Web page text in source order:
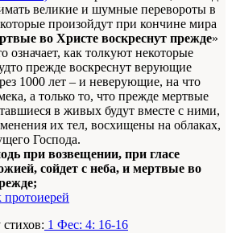
великие и шумные перевороты в
произойдут при кончине мира
во Христе воскреснут прежде»
означает, как толкуют некоторые
прежде воскреснут верующие
1000 лет – и неверующие, на что
а только то, что прежде мертвые
в живых будут вместе с ними,
их тел, восхищены на облаках,
Господа.
при возвещении, при гласе
сойдет с неба, и мертвые во
1 Фес: 4: 16-16